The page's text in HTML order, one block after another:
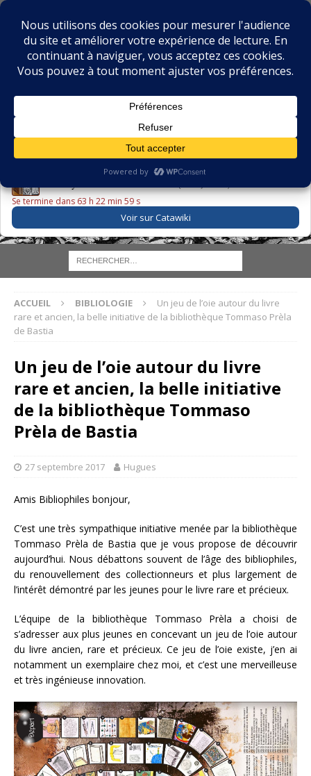
BIBLIOPHILIE.COM
LE BLOG DU BIBLIOPHILE, DES BIBLIOPHILES, DE LA
LE LIVRE DU JOUR
Se termine dans 63 h 22 min 58 s
Voir sur Catawiki
ACCUEIL BIBLIOLOGIE
Un jeu de l’oie autour du livre
rare et ancien, la belle initiative de la bibliothèque Tommaso Prèla
de Bastia
Un jeu de l’oie autour du livre
rare et ancien, la belle initiative
de la bibliothèque Tommaso
Prèla de Bastia
27 septembre 2017 Hugues
Amis Bibliophiles bonjour,
C’est une très sympathique initiative menée par la bibliothèque
Tommaso Prèla de Bastia que je vous propose de découvrir
aujourd’hui. Nous débattons souvent de l’âge des bibliophiles,
du renouvellement des collectionneurs et plus largement de
l’intérêt démontré par les jeunes pour le livre rare et précieux.
L’équipe de la bibliothèque Tommaso Prèla a choisi de
s’adresser aux plus jeunes en concevant un jeu de l’oie autour
du livre ancien, rare et précieux. Ce jeu de l’oie existe, j’en ai
notamment un exemplaire chez moi, et c’est une merveilleuse
et très ingénieuse innovation.